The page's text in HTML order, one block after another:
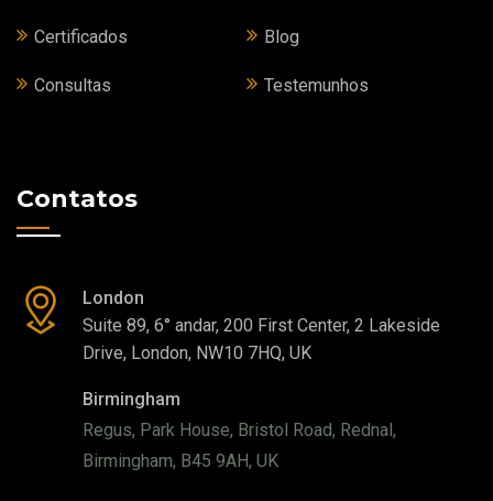
Certificados Blog
Consultas Testemunhos
Contatos
London
Suite 89, 6° andar, 200 First Center, 2 Lakeside
Drive, London, NW10 7HQ, UK
Birmingham
Regus, Park House, Bristol Road, Rednal,
Birmingham, B45 9AH, UK